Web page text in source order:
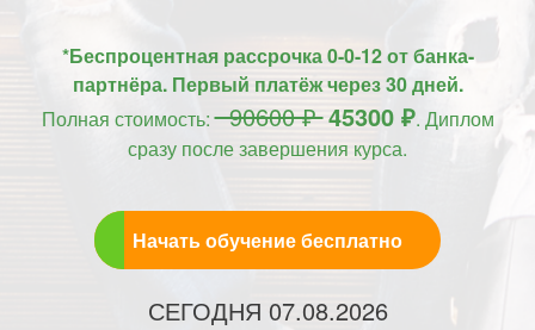
*Беспроцентная рассрочка 0-0-12 от банка-
партнёра. Первый платёж через 30 дней.
Полная стоимость:90600 ₽45300 ₽. Диплом
сразу после завершения курса.
Начать обучение бесплатно
СЕГОДНЯ 07.08.2026